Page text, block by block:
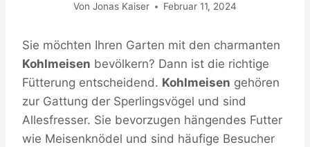
Von Jonas Kaiser Februar 11, 2024
Sie möchten Ihren Garten mit den charmanten
Kohlmeisen bevölkern? Dann ist die richtige
Fütterung entscheidend. Kohlmeisen gehören
zur Gattung der Sperlingsvögel und sind
Allesfresser. Sie bevorzugen hängendes Futter
wie Meisenknödel und sind häufige Besucher